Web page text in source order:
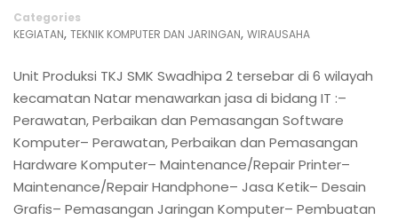
Categories
KEGIATAN, TEKNIK KOMPUTER DAN JARINGAN, WIRAUSAHA
Unit Produksi TKJ SMK Swadhipa 2 tersebar di 6 wilayah
kecamatan Natar menawarkan jasa di bidang IT :–
Perawatan, Perbaikan dan Pemasangan Software
Komputer– Perawatan, Perbaikan dan Pemasangan
Hardware Komputer– Maintenance/Repair Printer–
Maintenance/Repair Handphone– Jasa Ketik– Desain
Grafis– Pemasangan Jaringan Komputer– Pembuatan